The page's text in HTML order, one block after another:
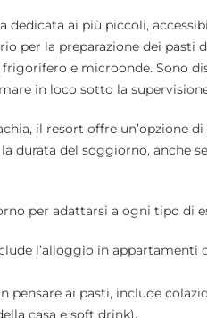
ai più piccoli,
per la preparazione dei pasti
e microonde. Sono
in loco sotto la
il resort offre un’opzione
del soggiorno, anche
per adattarsi a ogni tipo di
l’alloggio in
pensare ai pasti, include
casa e soft drink).